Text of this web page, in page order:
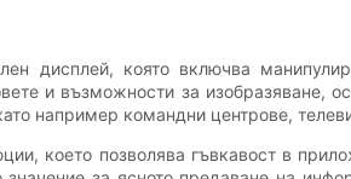
дисплей, която включва
и възможности за изобразяване,
например командни центрове,
което позволява гъвкавост в